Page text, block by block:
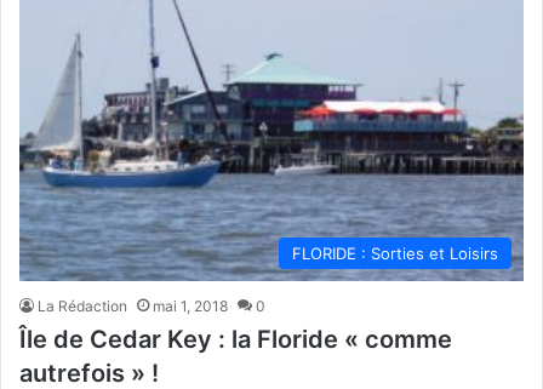
FLORIDE : Sorties et Loisirs
La Rédaction mai 1, 2018 0
Île de Cedar Key : la Floride « comme
autrefois » !